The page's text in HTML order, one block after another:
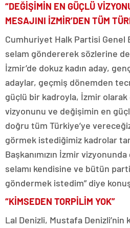
“DEĞİŞİMİN EN GÜÇLÜ
MESAJINI İZMİR’DEN TÜM
Cumhuriyet Halk Partisi Genel
selam göndererek sözlerine
İzmir’de dokuz kadın aday,
adaylar, geçmiş dönemden
güçlü bir kadroyla, İzmir
vizyonunu ve değişimin en
doğru tüm Türkiye’ye
görmek istediğimiz kadrolar
Başkanımızın İzmir
selamı kendisine ve bütün
göndermek istedim” diye
“KİMSEDEN TORPİLİM YOK”
Lal Denizli, Mustafa Denizli’nin